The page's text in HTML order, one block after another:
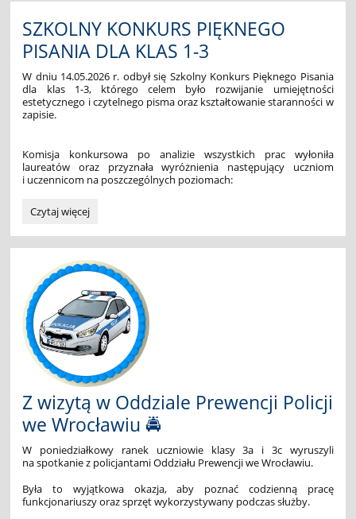
SZKOLNY KONKURS PIĘKNEGO
PISANIA DLA KLAS 1-3
W dniu 14.05.2026 r. odbył się Szkolny Konkurs Pięknego Pisania
dla klas 1-3, którego celem było rozwijanie umiejętności
estetycznego i czytelnego pisma oraz kształtowanie staranności w
zapisie.
Komisja konkursowa po analizie wszystkich prac wyłoniła
laureatów oraz przyznała wyróżnienia następujący uczniom
i uczennicom na poszczególnych poziomach:
SZKOLNY
PIĘKNEGO
KLAS
1-
3:
Czytaj więcej
Z wizytą w Oddziale Prewencji Policji
we Wrocławiu 🚔
W poniedziałkowy ranek uczniowie klasy 3a i 3c wyruszyli
na spotkanie z policjantami Oddziału Prewencji we Wrocławiu.
Była to wyjątkowa okazja, aby poznać codzienną pracę
funkcjonariuszy oraz sprzęt wykorzystywany podczas służby.